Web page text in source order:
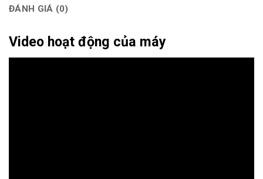
ĐÁNH GIÁ (0)
Video hoạt động của máy